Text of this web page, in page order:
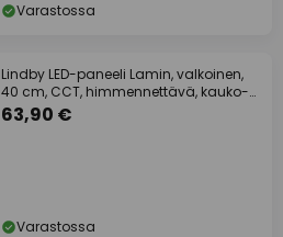
Varastossa
Lindby LED-paneeli Lamin, valkoinen,
40 cm, CCT, himmennettävä, kauko-
ohjain
63,90 €
Varastossa